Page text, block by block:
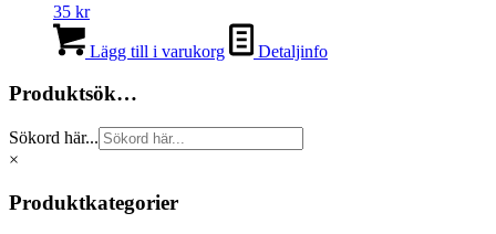
35 kr
Lägg till i varukorg Detaljinfo
Produktsök…
Sökord här...
×
Produktkategorier